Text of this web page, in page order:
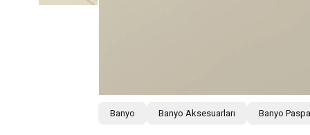
Banyo Banyo Aksesuarları Banyo